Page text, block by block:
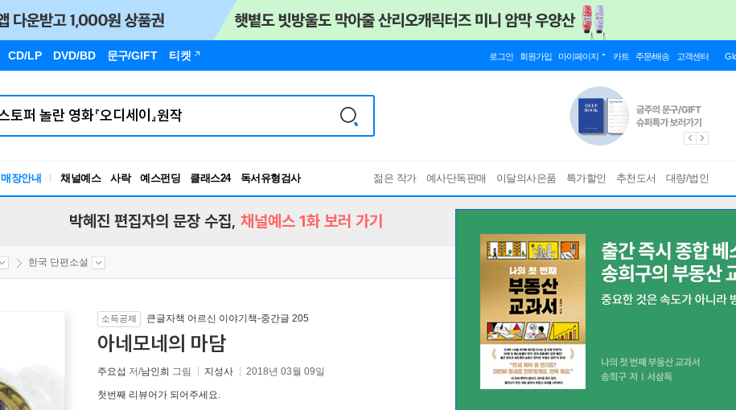
CD/LP DVD/BD 문구/GIFT 티켓 로그인 회원가입 마이페이지 카트 주문/배송 고객센터
매장안내 채널예스 사락 예스펀딩 클래스24
독서유형검사
RBTI Lab
젊은 작가 예사단독판매 이달의사은품 특가할인 추천도서 대량/법인
박혜진 편집자의 문장 수집, 채널예스 1화 보러 가기
한국 단편소설
소득공제 큰글자책 어르신 이야기책-중간글 205
아네모네의 마담
주요섭 저/남인희 그림 지성사 2018년 03월 09일
첫번째 리뷰어가 되어주세요.